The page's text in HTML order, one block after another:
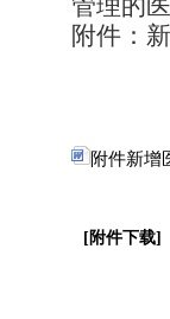
管理的
附件：
附件新增
[附件下载]